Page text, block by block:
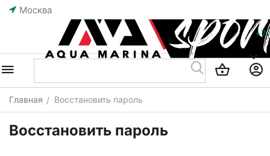
Москва
Главная / Восстановить пароль
Восстановить пароль